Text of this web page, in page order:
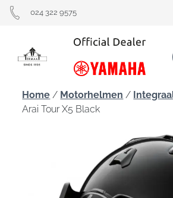
024 322 9575
Home / Motorhelmen /
Arai Tour X5 Black